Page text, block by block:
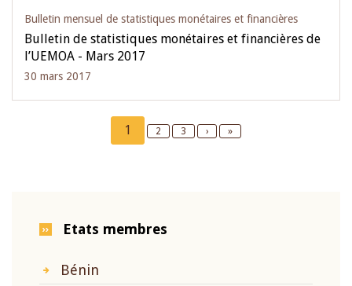
Bulletin mensuel de statistiques monétaires et financières
Bulletin de statistiques monétaires et financières de
l’UEMOA - Mars 2017
30 mars 2017
Current
page
1 Page
2 Page
3
Next
›
Last
»
Etats membres
Bénin